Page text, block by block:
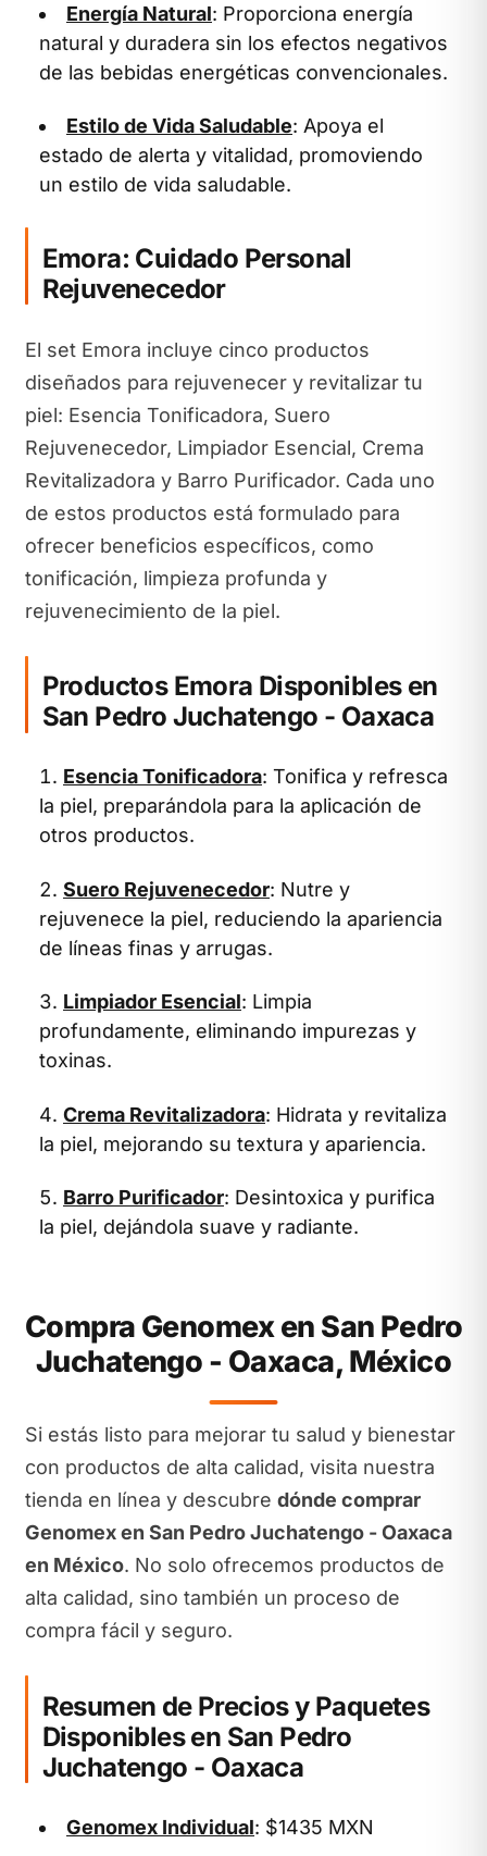
Energía Natural: Proporciona energía
natural y duradera sin los efectos negativos
de las bebidas energéticas convencionales.
Estilo de Vida Saludable: Apoya el
estado de alerta y vitalidad, promoviendo
un estilo de vida saludable.
Emora: Cuidado Personal
Rejuvenecedor
El set Emora incluye cinco productos
diseñados para rejuvenecer y revitalizar tu
piel: Esencia Tonificadora, Suero
Rejuvenecedor, Limpiador Esencial, Crema
Revitalizadora y Barro Purificador. Cada uno
de estos productos está formulado para
ofrecer beneficios específicos, como
tonificación, limpieza profunda y
rejuvenecimiento de la piel.
Productos Emora Disponibles en
San Pedro Juchatengo - Oaxaca
Esencia Tonificadora: Tonifica y refresca
la piel, preparándola para la aplicación de
otros productos.
Suero Rejuvenecedor: Nutre y
rejuvenece la piel, reduciendo la apariencia
de líneas finas y arrugas.
Limpiador Esencial: Limpia
profundamente, eliminando impurezas y
toxinas.
Crema Revitalizadora: Hidrata y revitaliza
la piel, mejorando su textura y apariencia.
Barro Purificador: Desintoxica y purifica
la piel, dejándola suave y radiante.
Compra Genomex en San Pedro
Juchatengo - Oaxaca, México
Si estás listo para mejorar tu salud y bienestar
con productos de alta calidad, visita nuestra
tienda en línea y descubre dónde comprar
Genomex en San Pedro Juchatengo - Oaxaca
en México. No solo ofrecemos productos de
alta calidad, sino también un proceso de
compra fácil y seguro.
Resumen de Precios y Paquetes
Disponibles en San Pedro
Juchatengo - Oaxaca
Genomex Individual: $1435 MXN